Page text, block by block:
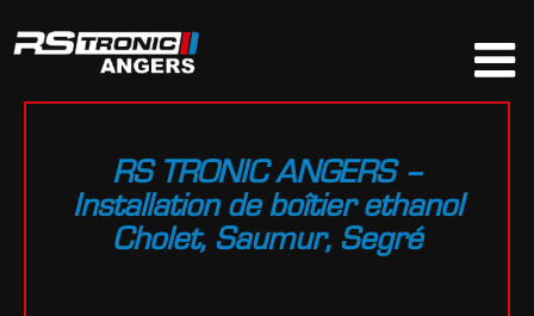
au
RS TRONIC ANGERS –
Installation de boîtier ethanol
Cholet, Saumur, Segré